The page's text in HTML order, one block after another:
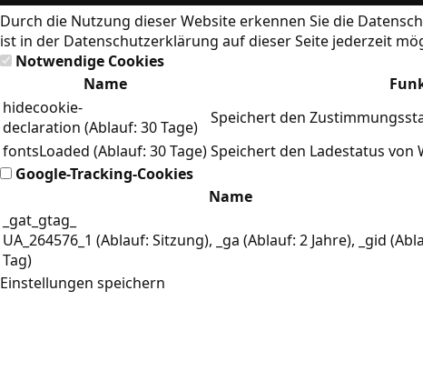
Durch die Nutzung dieser Website erkennen Sie die
ist in der Datenschutzerklärung auf dieser Seite jederzeit
Notwendige Cookies
Name
hidecookie-
declaration (Ablauf: 30 Tage)
Speichert den
fontsLoaded (Ablauf: 30 Tage)Speichert den Ladestatus von
Google-Tracking-Cookies
Name
_gat_gtag_
UA_264576_1 (Ablauf: Sitzung), _ga (Ablauf: 2 Jahre), _gid
Tag)
Einstellungen speichern